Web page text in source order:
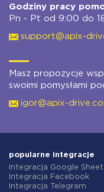
Godziny pracy
Pn - Pt od 9:00 do
support@apix-
Masz propozycje
swoimi pomysłami
igor@apix-
popularne integracje
Integracja Google
Integracja Facebook
Integracja Telegram